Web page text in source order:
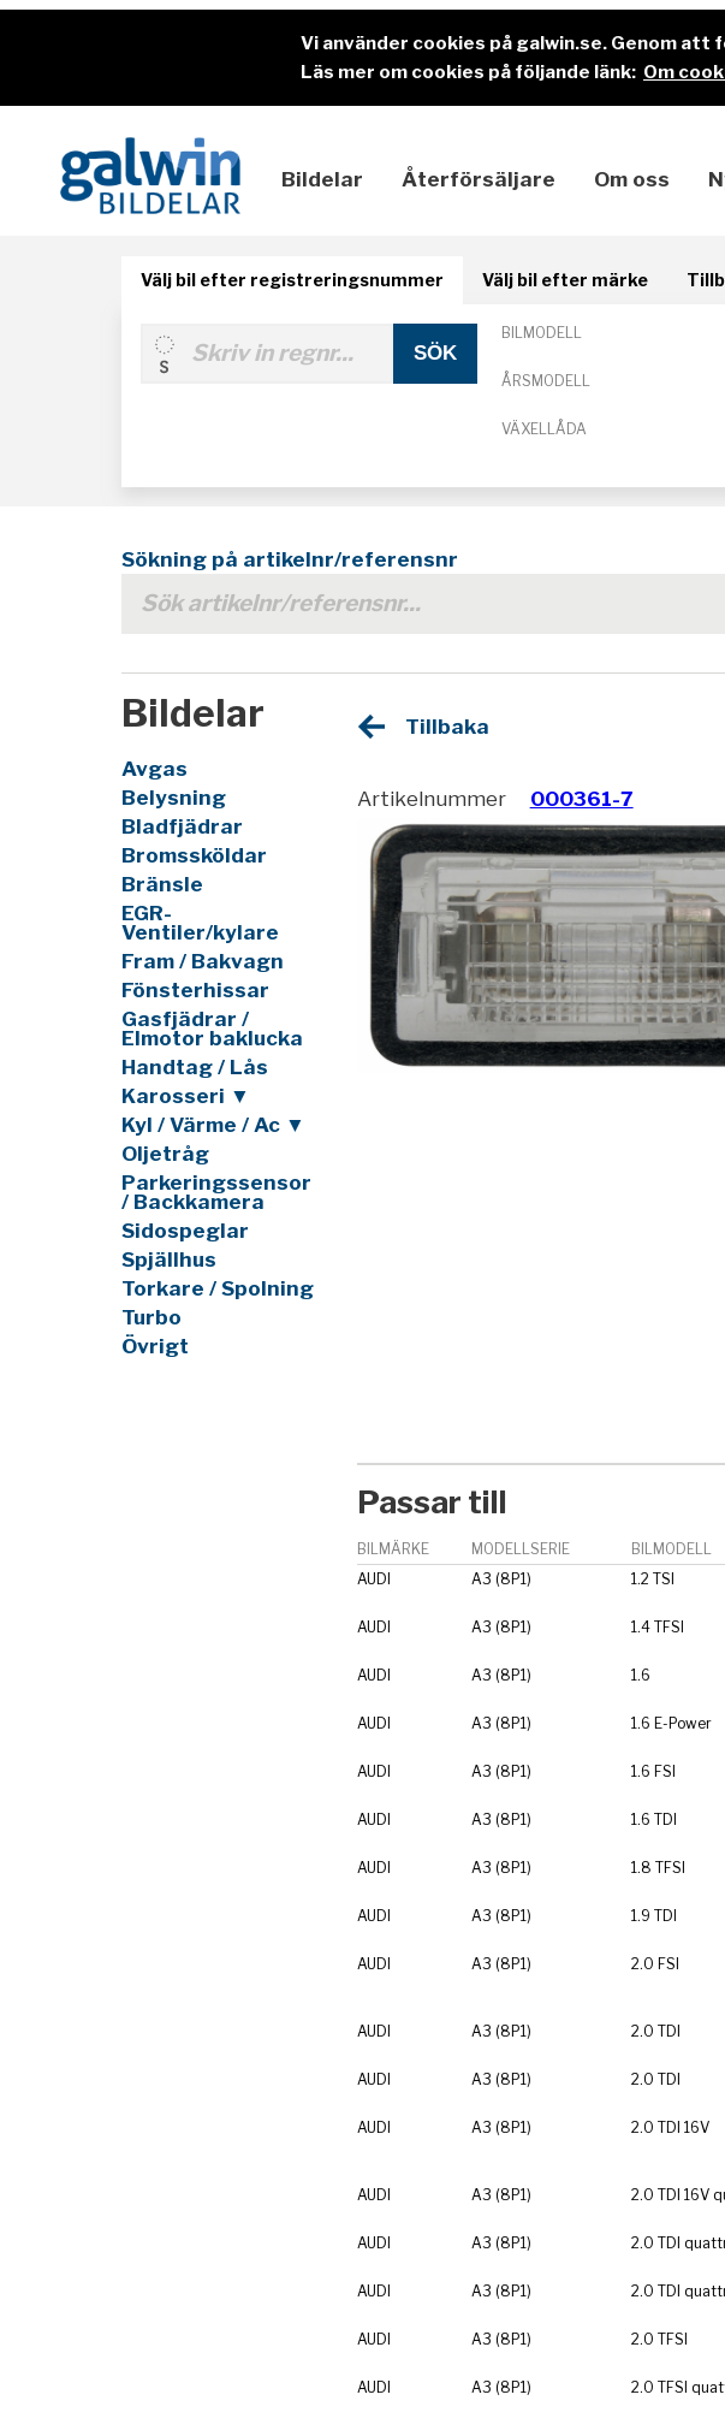
Vi använder cookies på galwin.se. Genom
Läs mer om cookies på följande länk: Om
Bildelar Återförsäljare Om oss
Välj bil efter registreringsnummer Välj bil efter märke
BILMODELL
ÅRSMODELL
VÄXELLÅDA
Sökning på artikelnr/referensnr
Bildelar
Avgas
Belysning
Bladfjädrar
Bromssköldar
Bränsle
EGR-
Ventiler/kylare
Fram / Bakvagn
Fönsterhissar
Gasfjädrar /
Elmotor baklucka
Handtag / Lås
Karosseri ▼
Kyl / Värme / Ac ▼
Oljetråg
Parkeringssensor
/ Backkamera
Sidospeglar
Spjällhus
Torkare / Spolning
Turbo
Övrigt
Tillbaka
Artikelnummer 000361-7
Passar till
BILMÄRKE MODELLSERIE BILMODELL
AUDI
A3 (8P1) 1.2 TSI
AUDI
A3 (8P1) 1.4 TFSI
AUDI
A3 (8P1) 1.6
AUDI
A3 (8P1) 1.6 E-Power
AUDI
A3 (8P1) 1.6 FSI
AUDI
A3 (8P1) 1.6 TDI
AUDI
A3 (8P1) 1.8 TFSI
AUDI
A3 (8P1) 1.9 TDI
AUDI
A3 (8P1) 2.0 FSI
AUDI A3 (8P1) 2.0 TDI
AUDI
A3 (8P1) 2.0 TDI
AUDI
A3 (8P1) 2.0 TDI 16V
AUDI A3 (8P1) 2.0 TDI 16V
AUDI
A3 (8P1) 2.0 TDI
AUDI
A3 (8P1) 2.0 TDI
AUDI
A3 (8P1) 2.0 TFSI
AUDI
A3 (8P1) 2.0 TFSI